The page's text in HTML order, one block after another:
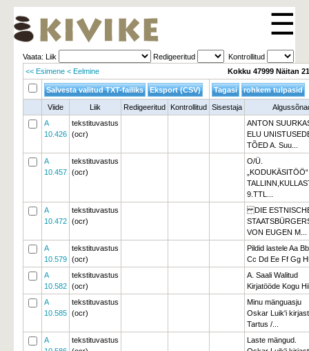
☰
Vaata: Liik Redigeeritud
Kontrollitud
<< Esimene < Eelmine Kokku 47999 Näitan
Viide Liik Redigeeritud Kontrollitud Sisestaja
A
10.426
tekstituvastus
(ocr)
ANTON
ELU
TÕED A. Suu...
A
10.457
tekstituvastus
(ocr)
O/Ü.
9.TTL...
A
10.472
tekstituvastus
(ocr)
DIE
VON EUGEN M...
A
10.579
tekstituvastus
(ocr)
Pildid lastele Aa Bb
Cc Dd Ee Ff Gg
A
10.582
tekstituvastus
(ocr)
A. Saali Walitud
Kirjatööde Kogu
A
10.585
tekstituvastus
(ocr)
Minu mänguasju
Oskar Luik'i
Tartus /...
A
tekstituvastus
Laste mängud.